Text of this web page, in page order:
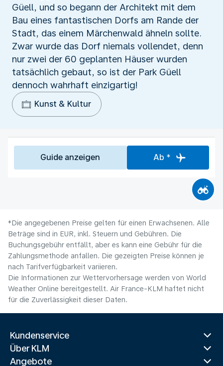
Güell, und so begann der Architekt mit dem
Bau eines fantastischen Dorfs am Rande der
Stadt, das einem Märchenwald ähneln sollte.
Zwar wurde das Dorf niemals vollendet, denn
nur zwei der 60 geplanten Häuser wurden
tatsächlich gebaut, so ist der Park Güell
dennoch wahrhaft einzigartig!
Kunst & Kultur
Guide anzeigen Ab *
*Die angegebenen Preise gelten für einen Erwachsenen. Alle
Beträge sind in EUR, inkl. Steuern und Gebühren. Die
Buchungsgebühr entfällt, aber es kann eine Gebühr für die
Zahlungsmethode anfallen. Die gezeigten Preise können je
nach Tarifverfügbarkeit variieren.
Die Informationen zur Wettervorhersage werden von World
Weather Online bereitgestellt. Air France-KLM haftet nicht
für die Zuverlässigkeit dieser Daten.
Kundenservice
Über KLM
Angebote